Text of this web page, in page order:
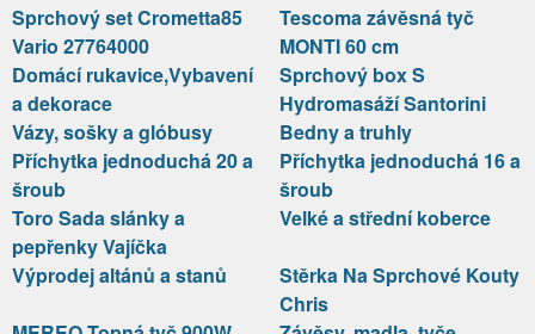
Sprchový set Crometta85
Vario 27764000
Tescoma závěsná tyč
MONTI 60 cm
Domácí rukavice,Vybavení
a dekorace
Sprchový box S
Hydromasáží Santorini
Vázy, sošky a glóbusy
Bedny a truhly
Příchytka jednoduchá 20 a
šroub
Příchytka jednoduchá 16 a
šroub
Toro Sada slánky a
pepřenky Vajíčka
Velké a střední koberce
Výprodej altánů a stanů
Stěrka Na Sprchové Kouty
Chris